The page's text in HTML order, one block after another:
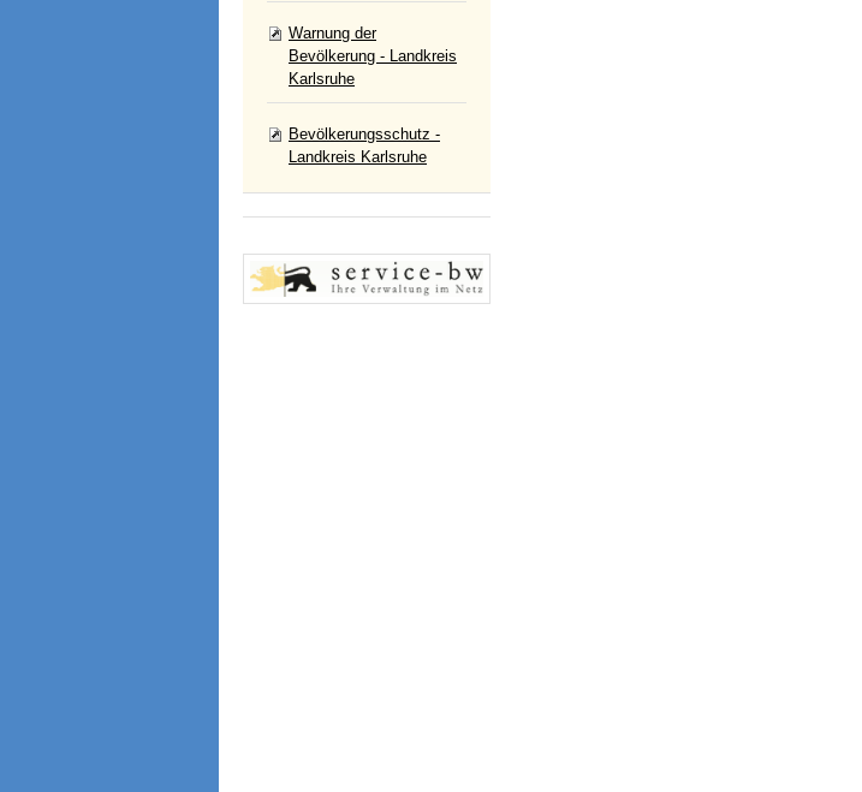
Warnung der
Bevölkerung - Landkreis
Karlsruhe
Bevölkerungsschutz -
Landkreis Karlsruhe